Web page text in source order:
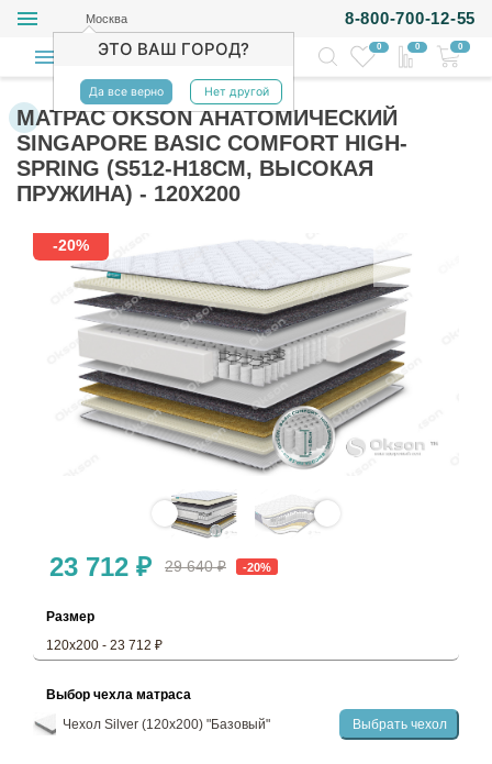
Москва
ЭТО ВАШ ГОРОД?
Да все верно Нет другой
8-800-700-12-55
0 0 0
МАТРАС OKSON АНАТОМИЧЕСКИЙ
SINGAPORE BASIC COMFORT HIGH-
SPRING (S512-H18СМ, ВЫСОКАЯ
ПРУЖИНА) - 120Х200
-20%
Размер
120х200 - 23 712 ₽
23 712 ₽ 29 640 ₽ -20%
Выбор чехла матраса
Чехол Silver (120х200) "Базовый"
Выбрать чехол